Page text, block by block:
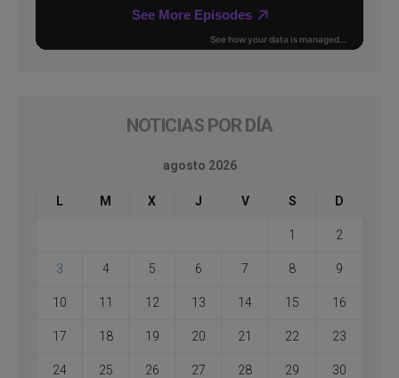
NOTICIAS POR DÍA
agosto 2026
L M X J V S D
1 2
3 4 5 6 7 8 9
10 11 12 13 14 15 16
17 18 19 20 21 22 23
24 25 26 27 28 29 30